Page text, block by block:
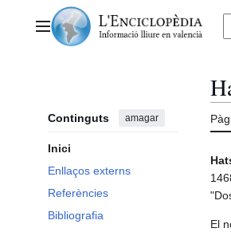
contingutMenú principal
Continguts amagar
Inici
Enllaços externs
Referències
Bibliografia
El